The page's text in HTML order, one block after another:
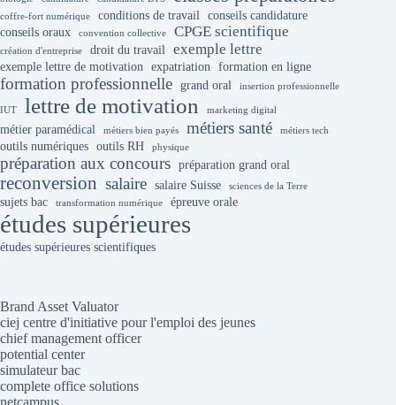
coffre-fort numérique conditions de travail conseils candidature
conseils oraux
convention collective CPGE scientifique
création d'entreprise droit du travail exemple lettre
exemple lettre de motivation expatriation formation en ligne
formation professionnelle grand oral insertion professionnelle
IUT lettre de motivation marketing digital
métier paramédical métiers bien payés métiers santé métiers tech
outils numériques outils RH physique
préparation aux concours préparation grand oral
reconversion salaire salaire Suisse sciences de la Terre
sujets bac transformation numérique épreuve orale
études supérieures
études supérieures scientifiques
Brand Asset Valuator
ciej centre d'initiative pour l'emploi des jeunes
chief management officer
potential center
simulateur bac
complete office solutions
netcampus